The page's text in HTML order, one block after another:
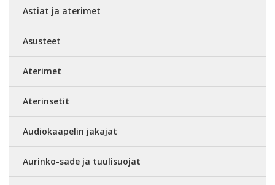
Astiat ja aterimet
Asusteet
Aterimet
Aterinsetit
Audiokaapelin jakajat
Aurinko-sade ja tuulisuojat